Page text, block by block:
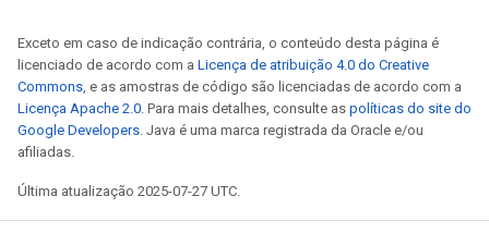
Exceto em caso de indicação contrária, o conteúdo desta página é
licenciado de acordo com a Licença de atribuição 4.0 do Creative
Commons, e as amostras de código são licenciadas de acordo com a
Licença Apache 2.0. Para mais detalhes, consulte as políticas do site do
Google Developers. Java é uma marca registrada da Oracle e/ou
afiliadas.
Última atualização 2025-07-27 UTC.